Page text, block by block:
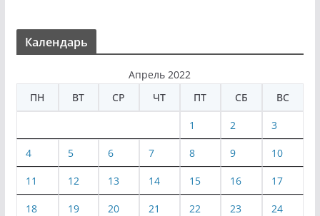
Календарь
Апрель 2022
ПН
ВТ СР ЧТ ПТ СБ ВС
1 2 3
4 5 6 7 8 9 10
11 12 13 14 15 16 17
18 19 20 21 22 23 24